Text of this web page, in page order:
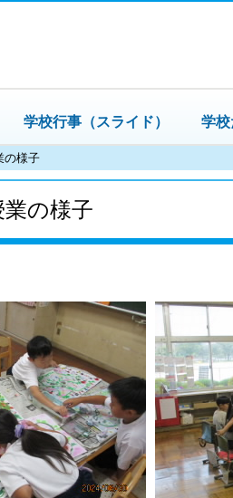
学校行事（スライド）
学
様子
の様子